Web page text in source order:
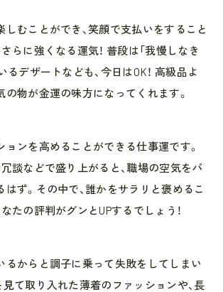
しむことができ、笑顔で支払いをすること
らに強くなる運気！ 普段は「我慢しなき
るデザートなども、今日はOK！ 高級品よ
の物が金運の味方になってくれます。
ョンを高めることができる仕事運です。
談などで盛り上がると、職場の空気をパ
はず。その中で、誰かをサラリと褒めるこ
たの評判がグンとUPするでしょう！
るからと調子に乗って失敗をしてしまい
見て取り入れた薄着のファッションや、長